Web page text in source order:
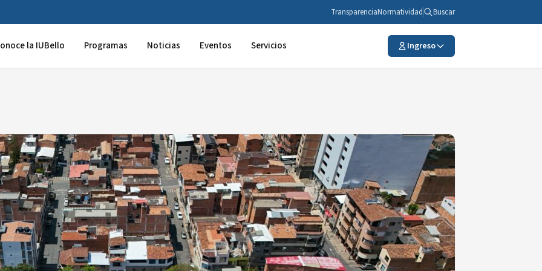
TransparenciaNormatividad Buscar
la IUBello Programas Noticias Eventos Servicios Ingreso